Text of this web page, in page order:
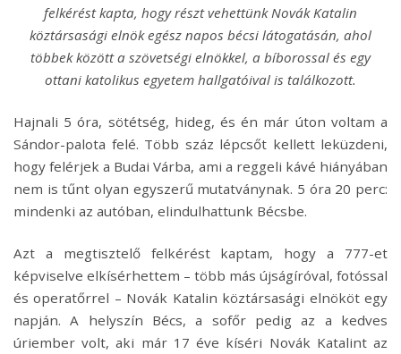
felkérést kapta, hogy részt vehettünk Novák Katalin
köztársasági elnök egész napos bécsi látogatásán, ahol
többek között a szövetségi elnökkel, a bíborossal és egy
ottani katolikus egyetem hallgatóival is találkozott.
Hajnali 5 óra, sötétség, hideg, és én már úton voltam a
Sándor-palota felé. Több száz lépcsőt kellett leküzdeni,
hogy felérjek a Budai Várba, ami a reggeli kávé hiányában
nem is tűnt olyan egyszerű mutatványnak. 5 óra 20 perc:
mindenki az autóban, elindulhattunk Bécsbe.
Azt a megtisztelő felkérést kaptam, hogy a 777-et
képviselve elkísérhettem – több más újságíróval, fotóssal
és operatőrrel – Novák Katalin köztársasági elnököt egy
napján. A helyszín Bécs, a sofőr pedig az a kedves
úriember volt, aki már 17 éve kíséri Novák Katalint az